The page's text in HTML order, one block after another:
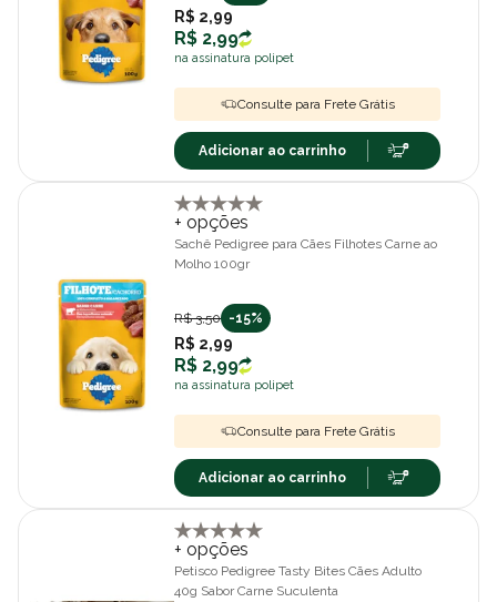
R$ 2,99
R$ 2,99
na assinatura polipet
Consulte para Frete Grátis
Adicionar ao carrinho
+ opções
Sachê Pedigree para Cães Filhotes Carne ao
Molho 100gr
R$ 3,50 -15%
R$ 2,99
R$ 2,99
na assinatura polipet
Consulte para Frete Grátis
Adicionar ao carrinho
+ opções
Petisco Pedigree Tasty Bites Cães Adulto
40g Sabor Carne Suculenta